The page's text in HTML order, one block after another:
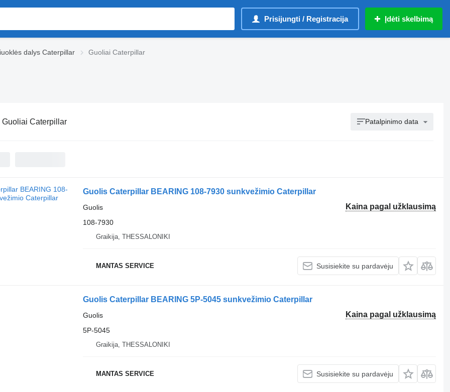
Prisijungti / Registracija Įdėti skelbimą
dalys Caterpillar Guoliai Caterpillar
Guoliai Caterpillar Patalpinimo data
Guolis Caterpillar BEARING 108-7930 sunkvežimio Caterpillar
Kaina pagal užklausimą
Guolis
108-7930
Graikija, THESSALONIKI
MANTAS SERVICE Susisiekite su pardavėju
Guolis Caterpillar BEARING 5P-5045 sunkvežimio Caterpillar
Kaina pagal užklausimą
Guolis
5P-5045
Graikija, THESSALONIKI
MANTAS SERVICE Susisiekite su pardavėju